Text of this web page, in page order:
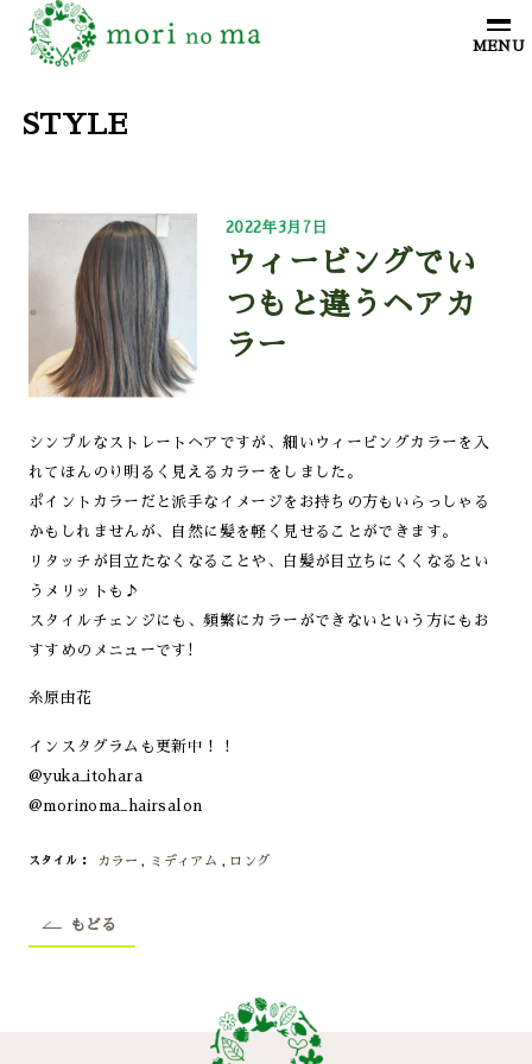
STYLE
2022年3月7日
ウィービングでい
つもと違うヘアカ
ラー
シンプルなストレートヘアですが、細いウィービングカラーを入
れてほんのり明るく見えるカラーをしました。
ポイントカラーだと派手なイメージをお持ちの方もいらっしゃる
かもしれませんが、自然に髪を軽く見せることができます。
リタッチが目立たなくなることや、白髪が目立ちにくくなるとい
うメリットも♪
スタイルチェンジにも、頻繁にカラーができないという方にもお
すすめのメニューです!
糸原由花
インスタグラムも更新中！！
@yuka_itohara
@morinoma_hairsalon
スタイル カラー , ミディアム , ロング
もどる